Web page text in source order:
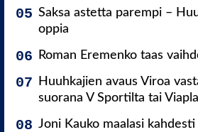
Saksa astetta parempi –
oppia
Roman Eremenko taas
Huuhkajien avaus Viroa
suorana V Sportilta tai
Joni Kauko maalasi kahdesti